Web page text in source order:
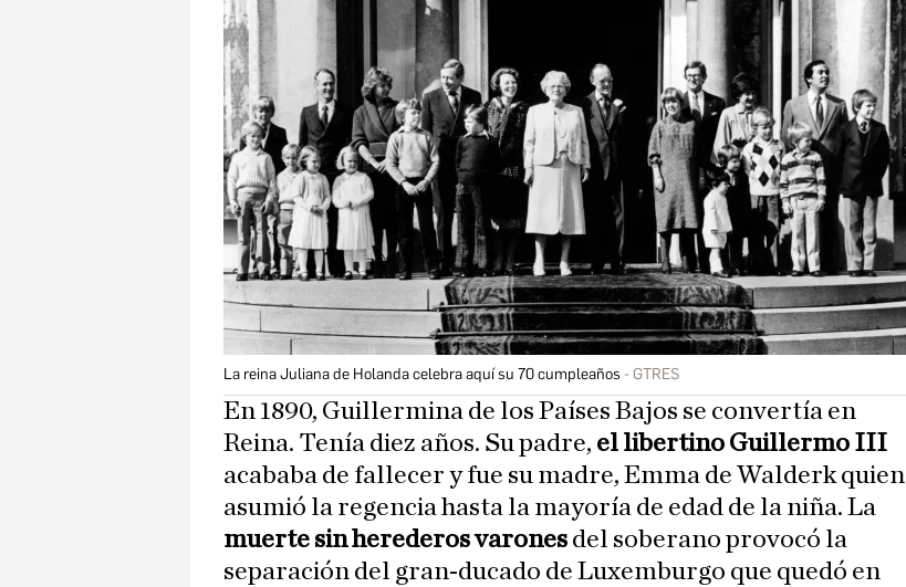
La reina Juliana de Holanda celebra aquí su 70 cumpleaños GTRES
En 1890, Guillermina de los Países Bajos se convertía en
Reina. Tenía diez años. Su padre, el libertino Guillermo III
acababa de fallecer y fue su madre, Emma de Walderk quien
asumió la regencia hasta la mayoría de edad de la niña. La
muerte sin herederos varones del soberano provocó la
separación del gran-ducado de Luxemburgo que quedó en